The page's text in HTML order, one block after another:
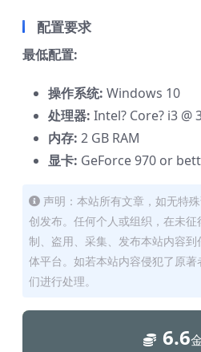
配置要求
最低配置:
操作系统: Windows 10
处理器: Intel? Core? i3 @
内存: 2 GB RAM
显卡: GeForce 970 or
声明：本站所有文章，如无特
创发布。任何个人或组织，在未
制、盗用、采集、发布本站内容
体平台。如若本站内容侵犯了原
们进行处理。
6.6